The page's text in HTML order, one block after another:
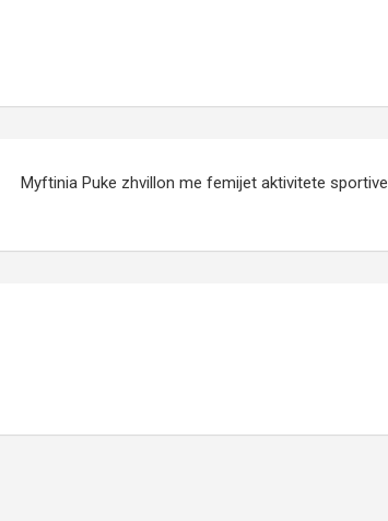
Myftinia Puke zhvillon me femijet aktivitete sportive